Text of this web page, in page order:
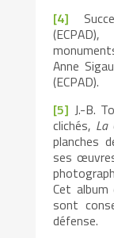
[4]
Anne
(ECPAD).
[5] J.-B.
clichés, La
planches
ses
Cet
sont
défense.